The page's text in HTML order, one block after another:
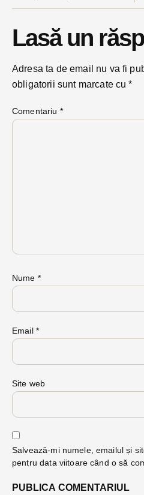
Lasă un
Adresa ta de email nu va fi
obligatorii sunt marcate cu*
Comentariu *
Nume *
Email *
Site web
Salvează-mi numele, emailul și
pentru data viitoare când o să